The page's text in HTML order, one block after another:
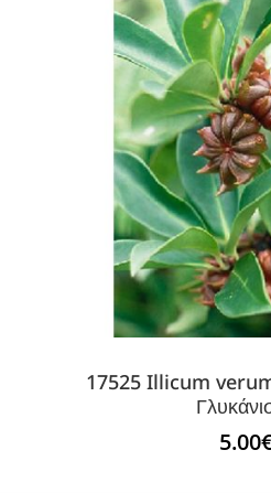
17525 Illicum verum
5.00